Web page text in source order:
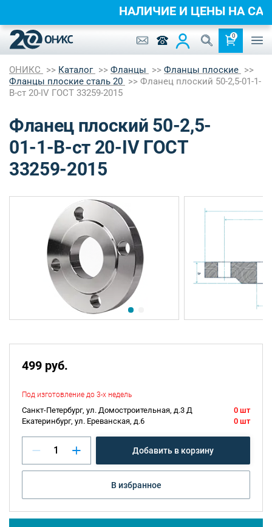
0
ОНИКС Каталог Фланцы
Фланцы плоские
Фланцы плоские сталь 20
Фланец плоский 50-2,5-01-1-
B-ст 20-IV ГОСТ 33259-2015
Фланец плоский 50-2,5-
01-1-B-ст 20-IV ГОСТ
33259-2015
499 руб.
Под изготовление до 3-х недель
Санкт-Петербург, ул. Домостроительная, д.3 Д
0 шт
Екатеринбург, ул. Ереванская, д.6
0 шт
Добавить в корзину
В избранное
НАЛИЧИЕ И ЦЕНЫ НА